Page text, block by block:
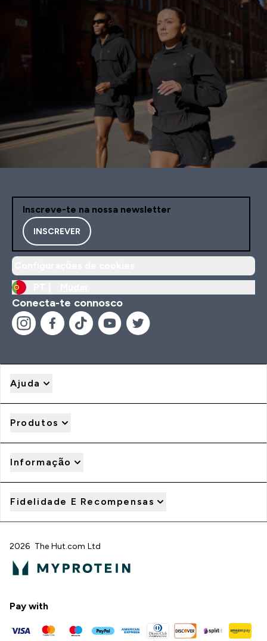
Inscreve-te na nossa newsletter
INSCREVER
Conecta-te connosco
Ajuda
Produtos
Informação
Fidelidade E Recompensas
2026 The Hut.com Ltd
Pay with